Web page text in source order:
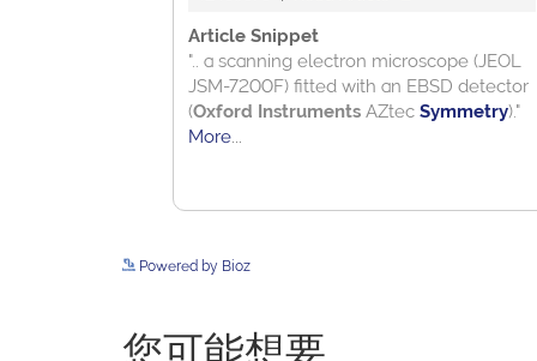
Powered by Bioz
您可能想要…